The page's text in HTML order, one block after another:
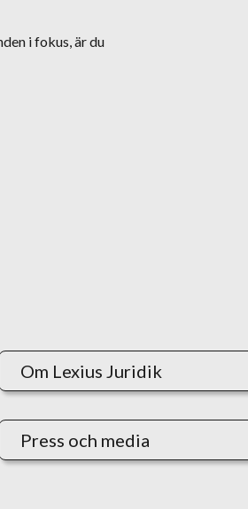
i fokus, är du
Om Lexius Juridik
Press och media